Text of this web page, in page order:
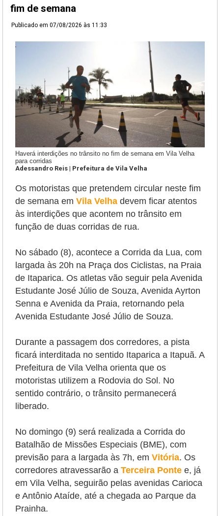
fim de semana
Publicado em 07/08/2026 às 11:33
Haverá interdições no trânsito no fim de semana em Vila Velha
para corridas
Adessandro Reis | Prefeitura de Vila Velha
Os motoristas que pretendem circular neste fim
de semana em Vila Velha devem ficar atentos
às interdições que acontem no trânsito em
função de duas corridas de rua.
No sábado (8), acontece a Corrida da Lua, com
largada às 20h na Praça dos Ciclistas, na Praia
de Itaparica. Os atletas vão seguir pela Avenida
Estudante José Júlio de Souza, Avenida Ayrton
Senna e Avenida da Praia, retornando pela
Avenida Estudante José Júlio de Souza.
Durante a passagem dos corredores, a pista
ficará interditada no sentido Itaparica a Itapuã. A
Prefeitura de Vila Velha orienta que os
motoristas utilizem a Rodovia do Sol. No
sentido contrário, o trânsito permanecerá
liberado.
No domingo (9) será realizada a Corrida do
Batalhão de Missões Especiais (BME), com
previsão para a largada às 7h, em Vitória. Os
corredores atravessarão a Terceira Ponte e, já
em Vila Velha, seguirão pelas avenidas Carioca
e Antônio Ataíde, até a chegada ao Parque da
Prainha.